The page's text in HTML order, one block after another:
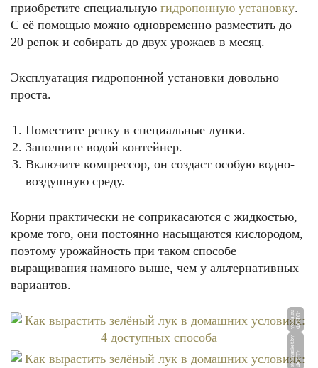
приобретите специальную гидропонную установку.
С её помощью можно одновременно разместить до
20 репок и собирать до двух урожаев в месяц.
Эксплуатация гидропонной установки довольно
проста.
Поместите репку в специальные лунки.
Заполните водой контейнер.
Включите компрессор, он создаст особую водно-
воздушную среду.
Корни практически не соприкасаются с жидкостью,
кроме того, они постоянно насыщаются кислородом,
поэтому урожайность при таком способе
выращивания намного выше, чем у альтернативных
вариантов.
Ф
О
Т
О:
y
o
ul
a.
r
u
Ф
О
Т
О:
st
a
r
m
a
r
k
et.
b
y